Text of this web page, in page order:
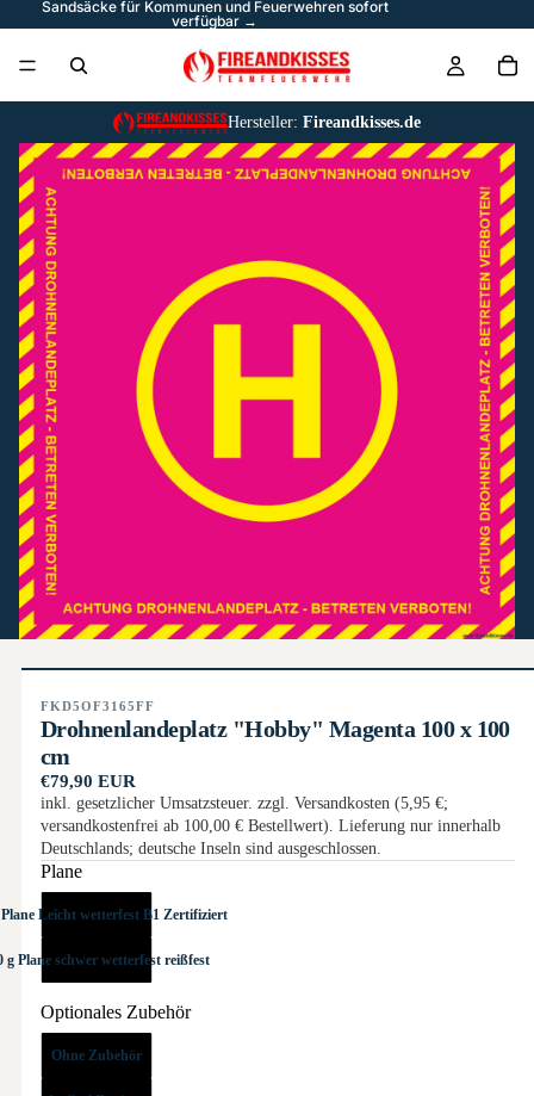
Sandsäcke für Kommunen und Feuerwehren sofort
verfügbar →
Hersteller: Fireandkisses.de
FKD5OF3165FF
Drohnenlandeplatz "Hobby" Magenta 100 x 100
cm
€79,90 EUR
inkl. gesetzlicher Umsatzsteuer. zzgl. Versandkosten (5,95 €;
versandkostenfrei ab 100,00 € Bestellwert). Lieferung nur innerhalb
Deutschlands; deutsche Inseln sind ausgeschlossen.
Plane
Plane Leicht wetterfest B1 Zertifiziert
g Plane schwer wetterfest reißfest
Optionales Zubehör
Ohne Zubehör